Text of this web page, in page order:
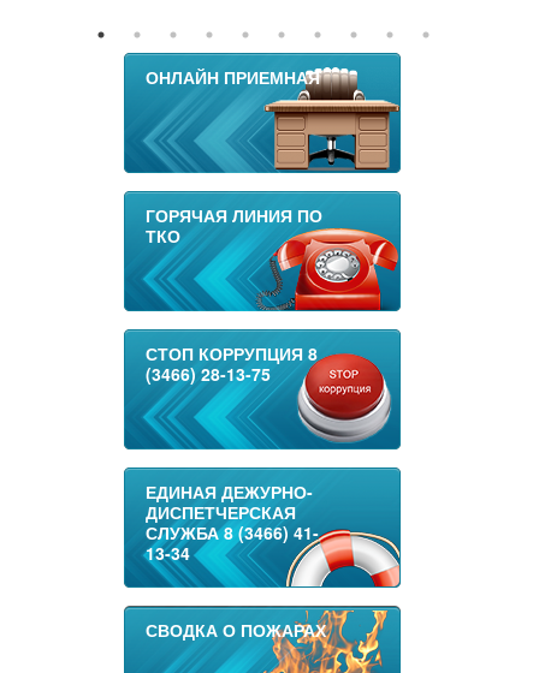
ОНЛАЙН ПРИЕМНАЯ
ГОРЯЧАЯ ЛИНИЯ ПО
ТКО
СТОП КОРРУПЦИЯ 8
(3466) 28-13-75
ЕДИНАЯ ДЕЖУРНО-
ДИСПЕТЧЕРСКАЯ
СЛУЖБА 8 (3466) 41-
13-34
СВОДКА О ПОЖАРАХ